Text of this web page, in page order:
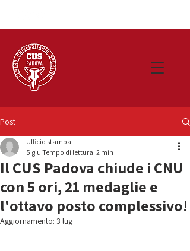
Post
Il CUS Padova chiude i CNU
con 5 ori, 21 medaglie e
l'ottavo posto complessivo!
Ufficio stampa
5 giu Tempo di lettura: 2 min
Aggiornamento: 3 lug